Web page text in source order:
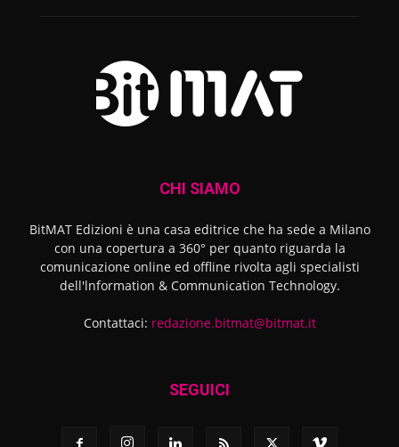
CHI SIAMO
BitMAT Edizioni è una casa editrice che ha sede a Milano
con una copertura a 360° per quanto riguarda la
comunicazione online ed offline rivolta agli specialisti
dell'lnformation & Communication Technology.
Contattaci: redazione.bitmat@bitmat.it
SEGUICI